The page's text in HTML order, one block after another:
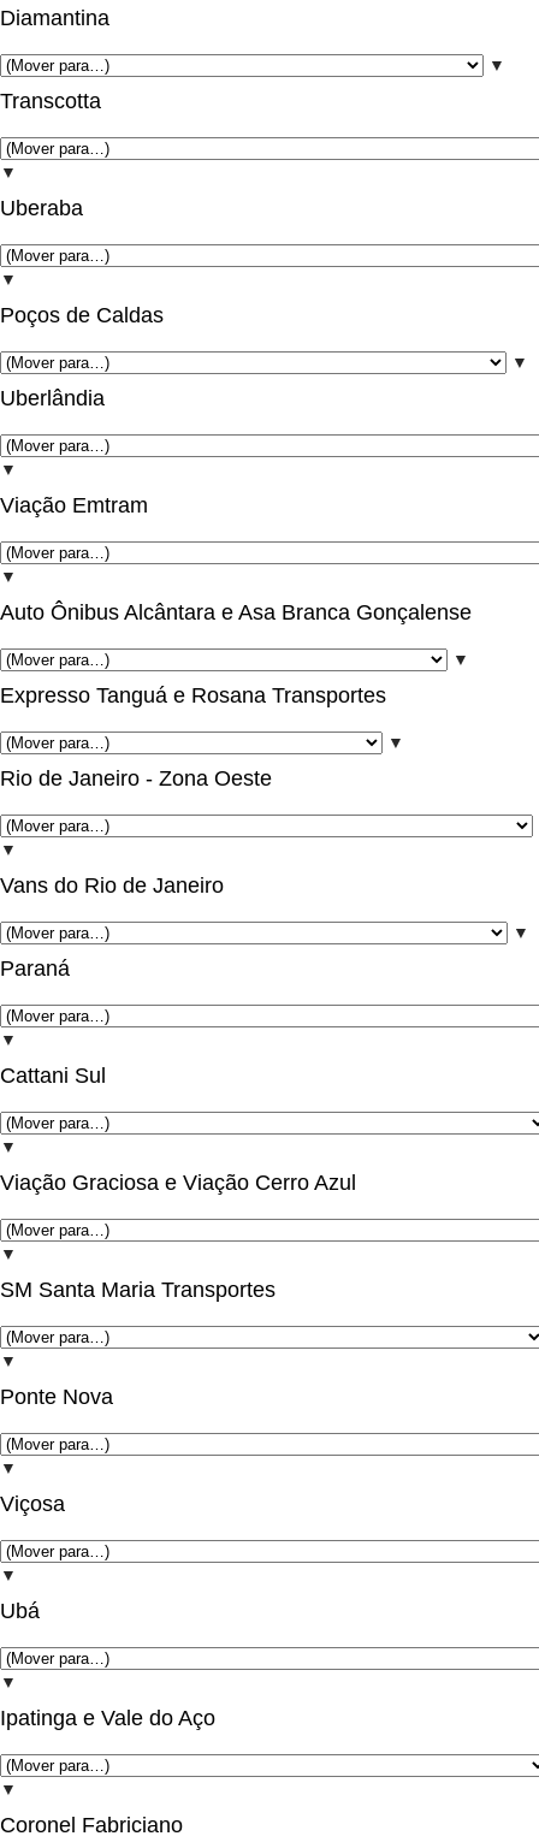
Diamantina
▼
Transcotta
▼
Uberaba
▼
Poços de Caldas
▼
Uberlândia
▼
Viação Emtram
▼
Auto Ônibus Alcântara e Asa Branca Gonçalense
▼
Expresso Tanguá e Rosana Transportes
▼
Rio de Janeiro - Zona Oeste
▼
Vans do Rio de Janeiro
▼
Paraná
▼
Cattani Sul
▼
Viação Graciosa e Viação Cerro Azul
▼
SM Santa Maria Transportes
▼
Ponte Nova
▼
Viçosa
▼
Ubá
▼
Ipatinga e Vale do Aço
▼
Coronel Fabriciano